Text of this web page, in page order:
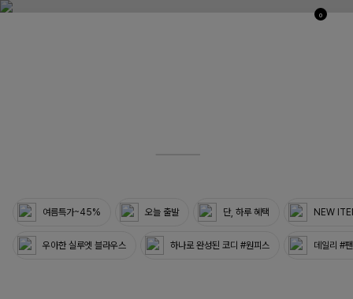
0
여름특가~45% 오늘 출발 단, 하루 혜택 NEW
우아한 실루엣 블라우스 하나로 완성된 코디 #원피스 데일리 #